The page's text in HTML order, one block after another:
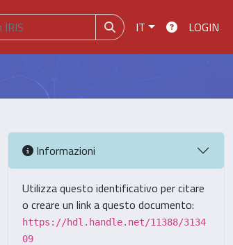
IT LOGIN
Informazioni
Utilizza questo identificativo per citare
o creare un link a questo documento:
https://hdl.handle.net/11388/3134
09